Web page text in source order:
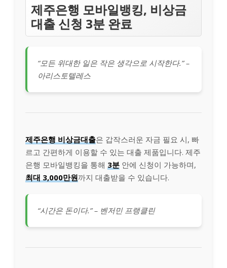
제주은행 모바일뱅킹, 비상금
대출 신청 3분 완료
“모든 위대한 일은 작은 생각으로 시작한다.” –
아리스토텔레스
제주은행 비상금대출은 갑작스러운 자금 필요 시, 빠
르고 간편하게 이용할 수 있는 대출 제품입니다. 제주
은행 모바일뱅킹을 통해 3분 안에 신청이 가능하며,
최대 3,000만원까지 대출받을 수 있습니다.
“시간은 돈이다.” – 벤저민 프랭클린